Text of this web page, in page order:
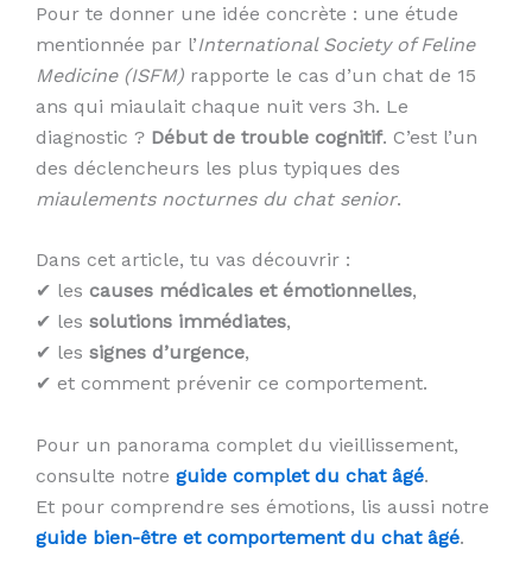
Pour te donner une idée concrète : une étude
mentionnée par l’International Society of Feline
Medicine (ISFM) rapporte le cas d’un chat de 15
ans qui miaulait chaque nuit vers 3h. Le
diagnostic ? Début de trouble cognitif. C’est l’un
des déclencheurs les plus typiques des
miaulements nocturnes du chat senior.
Dans cet article, tu vas découvrir :
✔ les causes médicales et émotionnelles,
✔ les solutions immédiates,
✔ les signes d’urgence,
✔ et comment prévenir ce comportement.
Pour un panorama complet du vieillissement,
consulte notre guide complet du chat âgé.
Et pour comprendre ses émotions, lis aussi notre
guide bien-être et comportement du chat âgé.